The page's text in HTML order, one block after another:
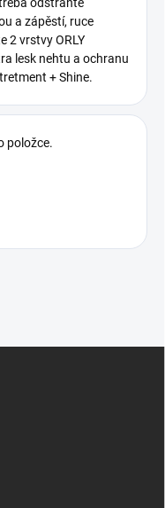
odstraňte
a zápěstí, ruce
2 vrstvy ORLY
lesk nehtu a ochranu
+ Shine.
položce.